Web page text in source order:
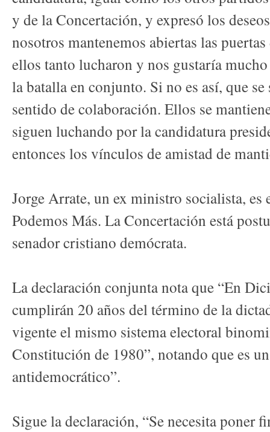
y de la Concertación, y expresó los
nosotros mantenemos abiertas las
ellos tanto lucharon y nos gustaría
la batalla en conjunto. Si no es así, que
sentido de colaboración. Ellos se
siguen luchando por la candidatura
entonces los vínculos de amistad de
Jorge Arrate, un ex ministro socialista, es
Podemos Más. La Concertación está
senador cristiano demócrata.
La declaración conjunta nota que “En
cumplirán 20 años del término de la
vigente el mismo sistema electoral
Constitución de 1980”, notando que es
antidemocrático”.
Sigue la declaración, “Se necesita poner